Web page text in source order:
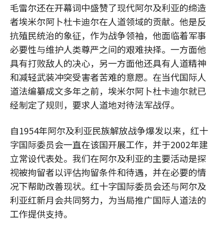
毛雷尔还在开幕词中盛赞了现代阿尔及利亚的缔造
者埃米尔阿卜杜卡迪尔在人道领域的贡献。他是反
抗殖民统治的象征，作为战争领袖，他面临着军事
必要性与维护人类尊严之间的艰难抉择。一方面他
具有打败敌人的决心，另一方面他还具有人道精神
和减轻武装冲突受害者苦难的意愿。在当代国际人
道法编纂成文多年之前，埃米尔阿卜杜卡迪尔就已
经制定了规则，要求人道地对待法军战俘。
自1954年阿尔及利亚民族解放战争爆发以来，红十
字国际委员会一直在该国开展工作，并于2002年建
立常设代表处。我们在阿尔及利亚的主要活动是探
视被拘留者以评估拘留条件和待遇，并在必要的情
况下帮助改善现状。红十字国际委员会还与阿尔及
利亚红新月会共同努力，为当局推广国际人道法的
工作提供支持。